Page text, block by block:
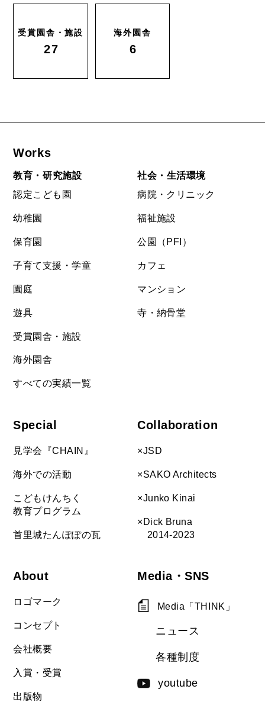
受賞園舎・施設
27
海外園舎
6
Works
教育・研究施設
認定こども園
幼稚園
保育園
子育て支援・学童
園庭
遊具
受賞園舎・施設
海外園舎
すべての実績一覧
社会・生活環境
病院・クリニック
福祉施設
公園（PFI）
カフェ
マンション
寺・納骨堂
Special
見学会『CHAIN』
海外での活動
こどもけんちく
教育プログラム
首里城たんぽぽの瓦
Collaboration
×JSD
×SAKO Architects
×Junko Kinai
×Dick Bruna
2014-2023
About
ロゴマーク
コンセプト
会社概要
入賞・受賞
出版物
Media・SNS
Media「THINK」
ニュース
各種制度
youtube